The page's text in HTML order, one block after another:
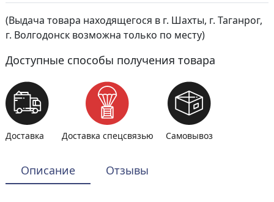
(Выдача товара находящегося в г. Шахты, г. Таганрог,
г. Волгодонск возможна только по месту)
Доступные способы получения товара
Доставка Доставка спецсвязью Самовывоз
Описание Отзывы